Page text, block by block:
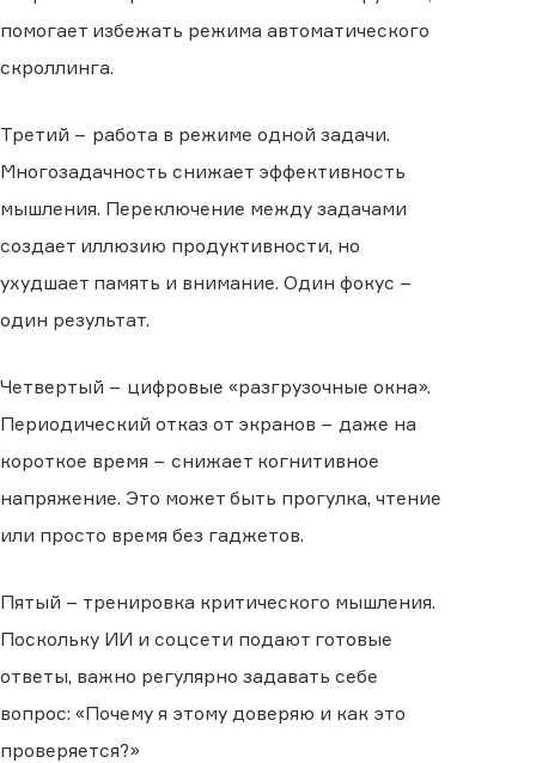
помогает избежать режима автоматического
скроллинга.
Третий − работа в режиме одной задачи.
Многозадачность снижает эффективность
мышления. Переключение между задачами
создает иллюзию продуктивности, но
ухудшает память и внимание. Один фокус −
один результат.
Четвертый − цифровые «разгрузочные окна».
Периодический отказ от экранов − даже на
короткое время − снижает когнитивное
напряжение. Это может быть прогулка, чтение
или просто время без гаджетов.
Пятый − тренировка критического мышления.
Поскольку ИИ и соцсети подают готовые
ответы, важно регулярно задавать себе
вопрос: «Почему я этому доверяю и как это
проверяется?»